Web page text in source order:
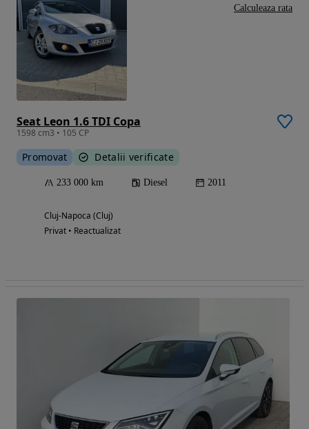
Seat Leon 1.6 TDI Copa
1598 cm3 • 105 CP
Promovat Detalii verificate
233 000 km Diesel 2011
Cluj-Napoca (Cluj)
Privat • Reactualizat
Calculeaza rata